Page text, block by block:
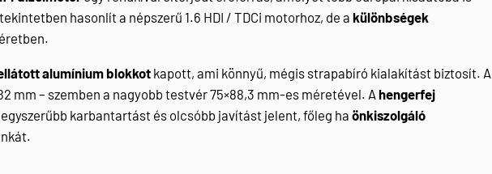
hasonlít a népszerű 1.6 HDI / TDCi motorhoz, de a különbségek
alumínium blokkot kapott, ami könnyű, mégis strapabíró kialakítást biztosít. A
mm – szemben a nagyobb testvér 75×88,3 mm-es méretével. Ahengerfej
egyszerűbb karbantartást és olcsóbb javítást jelent, főleg ha önkiszolgáló